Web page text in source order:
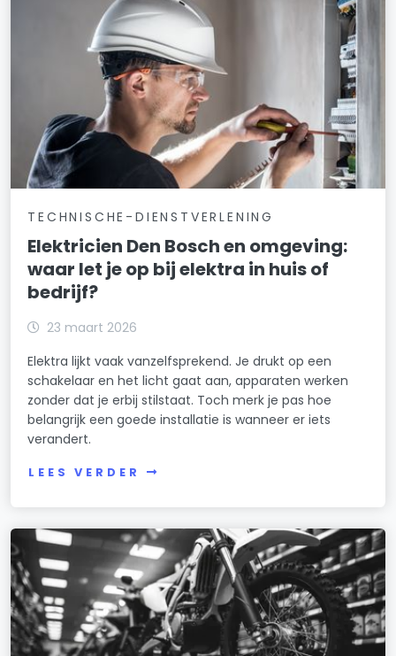
TECHNISCHE-DIENSTVERLENING
Elektricien Den Bosch en omgeving:
waar let je op bij elektra in huis of
bedrijf?
23 maart 2026
Elektra lijkt vaak vanzelfsprekend. Je drukt op een
schakelaar en het licht gaat aan, apparaten werken
zonder dat je erbij stilstaat. Toch merk je pas hoe
belangrijk een goede installatie is wanneer er iets
verandert.
LEES VERDER